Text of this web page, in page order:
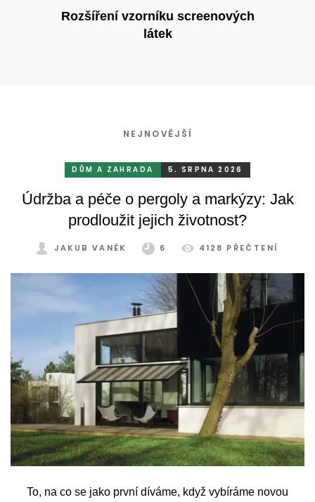
Rozšíření vzorníku screenových
látek
NEJNOVĚJŠÍ
DŮM A ZAHRADA 5. SRPNA 2026
Údržba a péče o pergoly a markýzy: Jak
prodloužit jejich životnost?
JAKUB VANĚK 6 4128 PŘEČTENÍ
To, na co se jako první díváme, když vybíráme novou